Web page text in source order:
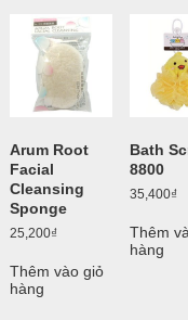
Arum Root
Facial
Cleansing
Sponge
25,200₫
Thêm vào giỏ
hàng
Bath
8800
35,400₫
Thêm
hàng